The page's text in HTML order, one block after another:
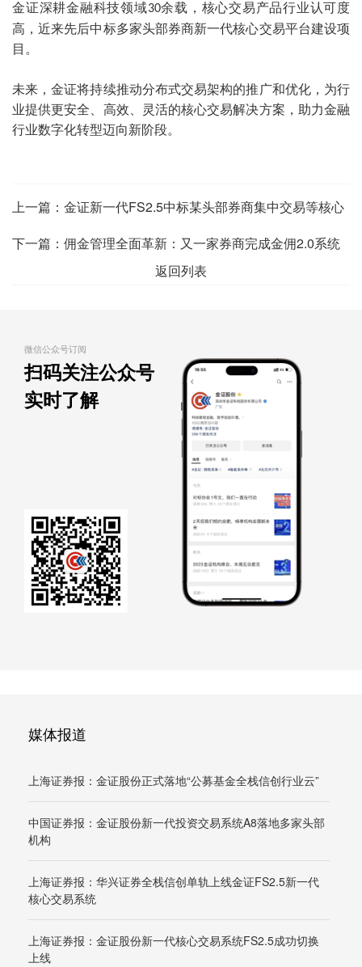
金证深耕金融科技领域30余载，核心交易产品行业认可度
高，近来先后中标多家头部券商新一代核心交易平台建设项
目。
未来，金证将持续推动分布式交易架构的推广和优化，为行
业提供更安全、高效、灵活的核心交易解决方案，助力金融
行业数字化转型迈向新阶段。
上一篇： 金证新一代FS2.5中标某头部券商集中交易等核心
业务系统XC项目
下一篇： 佣金管理全面革新：又一家券商完成金佣2.0系统
返回列表
微信公众号订阅
扫码关注公众号
实时了解
媒体报道
上海证券报：金证股份正式落地“公募基金全栈信创行业云”
中国证券报：金证股份新一代投资交易系统A8落地多家头部
机构
上海证券报：华兴证券全栈信创单轨上线金证FS2.5新一代
核心交易系统
上海证券报：金证股份新一代核心交易系统FS2.5成功切换
上线